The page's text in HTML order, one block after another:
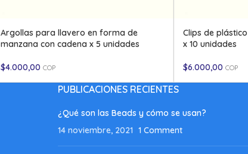
Argollas para llavero en forma de
manzana con cadena x 5 unidades
$4.000,00 COP
Clips de
x 10 unidades
$6.000,00 COP
PUBLICACIONES RECIENTES
¿Qué son las Beads y cómo se usan?
14 noviembre, 2021 1 Comment